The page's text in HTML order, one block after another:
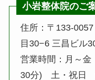
小岩整体院のご
住所：〒133-
目30−6 三昌ビル
営業時間：月～
30分) 土・祝日